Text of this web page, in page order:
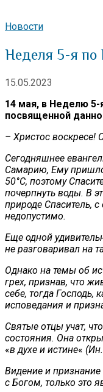
Новости
Неделя 5-я по
15.05.2023
14 мая, в Неделю 5-
посвященной
– Христос воскресе!
Сегодняшнее
Самарию, Ему
50°С, поэтому
почерпнуть воды. В
природе Спаситель,
недопустимо.
Еще одной
не разговаривал на
Однако на темы об
грех, признав, что
себе, тогда Господь,
исповедания и
Святые отцы учат,
состояния. Она
«в духе и истине«
Видение и признание
с Богом, только это